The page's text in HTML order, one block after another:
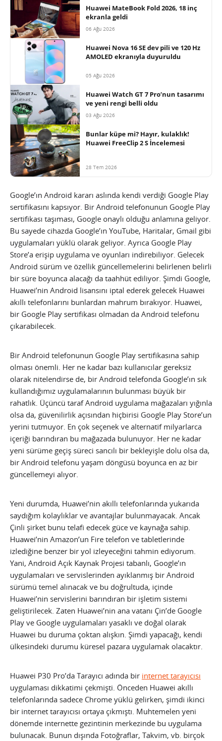
Huawei MateBook Fold 2026, 18 inç
ekranla geldi
06 Ağu 2026
Huawei Nova 16 SE dev pili ve 120 Hz
AMOLED ekranıyla duyuruldu
05 Ağu 2026
Huawei Watch GT 7 Pro’nun tasarımı
ve yeni rengi belli oldu
03 Ağu 2026
Bunlar küpe mi? Hayır, kulaklık!
Huawei FreeClip 2 S İncelemesi
28 Tem 2026
Google’ın Android kararı aslında kendi verdiği Google Play
sertifikasını kapsıyor. Bir Android telefonunun Google Play
sertifikası taşıması, Google onaylı olduğu anlamına geliyor.
Bu sayede cihazda Google’ın YouTube, Haritalar, Gmail gibi
uygulamaları yüklü olarak geliyor. Ayrıca Google Play
Store’a erişip uygulama ve oyunları indirebiliyor. Gelecek
Android sürüm ve özellik güncellemelerini belirlenen belirli
bir süre boyunca alacağı da taahhüt ediliyor. Şimdi Google,
Huawei’nin Android lisansını iptal ederek gelecek Huawei
akıllı telefonlarını bunlardan mahrum bırakıyor. Huawei,
bir Google Play sertifikası olmadan da Android telefonu
çıkarabilecek.
Bir Android telefonunun Google Play sertifikasına sahip
olması önemli. Her ne kadar bazı kullanıcılar gereksiz
olarak nitelendirse de, bir Android telefonda Google’ın sık
kullandığımız uygulamalarının bulunması büyük bir
rahatlık. Üçüncü taraf Android uygulama mağazaları yığınla
olsa da, güvenilirlik açısından hiçbirisi Google Play Store’un
yerini tutmuyor. En çok seçenek ve alternatif milyarlarca
içeriği barındıran bu mağazada bulunuyor. Her ne kadar
yeni sürüme geçiş süreci sancılı bir bekleyişle dolu olsa da,
bir Android telefonu yaşam döngüsü boyunca en az bir
güncellemeyi alıyor.
Yeni durumda, Huawei’nin akıllı telefonlarında yukarıda
saydığım kolaylıklar ve avantajlar bulunmayacak. Ancak
Çinli şirket bunu telafi edecek güce ve kaynağa sahip.
Huawei’nin Amazon’un Fire telefon ve tabletlerinde
izlediğine benzer bir yol izleyeceğini tahmin ediyorum.
Yani, Android Açık Kaynak Projesi tabanlı, Google’ın
uygulamaları ve servislerinden ayıklanmış bir Android
sürümü temel alınacak ve bu doğrultuda, içinde
Huawei’nin servislerini barındıran bir işletim sistemi
geliştirilecek. Zaten Huawei’nin ana vatanı Çin’de Google
Play ve Google uygulamaları yasaklı ve doğal olarak
Huawei bu duruma çoktan alışkın. Şimdi yapacağı, kendi
ülkesindeki durumu küresel pazara uygulamak olacaktır.
Huawei P30 Pro’da Tarayıcı adında bir internet tarayıcısı
uygulaması dikkatimi çekmişti. Önceden Huawei akıllı
telefonlarında sadece Chrome yüklü gelirken, şimdi ikinci
bir internet tarayıcısı ortaya çıkmıştı. Muhtemelen yeni
dönemde internette gezintinin merkezinde bu uygulama
bulunacak. Bunun dışında Fotoğraflar, Takvim, vb. birçok